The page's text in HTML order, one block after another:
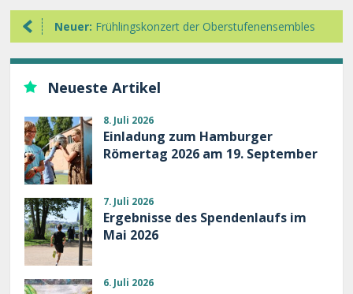
Neuer: Frühlingskonzert der Oberstufenensembles
Neueste Artikel
8. Juli 2026
Einladung zum Hamburger
Römertag 2026 am 19. September
7. Juli 2026
Ergebnisse des Spendenlaufs im
Mai 2026
6. Juli 2026